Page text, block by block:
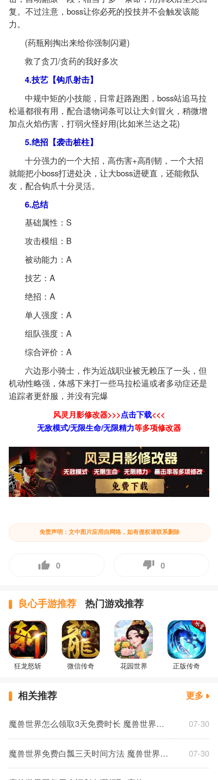
复。不过注意，boss让你必死的投技并不会触发该能
力。
(药瓶刚掏出来给你强制闪避)
救了贪刀/贪药的我好多次
4.技艺【钩爪射击】
中规中矩的小技能，日常赶路跑图，boss站追马拉
松逼都很有用，配合遗物词条可以让大剑冒火，稍微增
加点火焰伤害，打弱火怪好用(比如米兰达之花)
5.绝招【袭击桩柱】
十分强力的一个大招，高伤害+高削韧，一个大招
就能把小boss打进处决，让大boss进硬直，还能救队
友，配合钩爪十分灵活。
6.总结
基础属性：S
攻击模组：B
被动能力：A
技艺：A
绝招：A
单人强度：A
组队强度：A
综合评价：A
六边形小骑士，作为近战职业被无赖压了一头，但
机动性略强，体感下来打一些马拉松逼或者多动症还是
追踪者更舒服，并没有完爆
风灵月影修改器>>>点击下载<<<
无敌模式/无限生命/无限精力等多项修改器
免责声明：文中图片应用自网络，如有侵权请联系删除
0 0
良心手游推荐 热门游戏推荐
狂龙怒斩 微信传奇 花园世界 正版传奇
相关推荐 更多
魔兽世界怎么领取3天免费时长 魔兽世界免费领3天时长步骤一览 07-30
魔兽世界免费白瓢三天时间方法 魔兽世界在哪白嫖游戏时间2025 07-30